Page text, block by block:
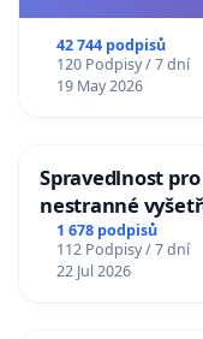
42 744 podpisů
120 Podpisy / 7 dní
19 May 2026
Spravedlnost
nestranné
1 678 podpisů
112 Podpisy / 7 dní
22 Jul 2026